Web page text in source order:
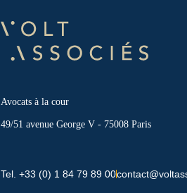
Avocats à la cour
49/51 avenue George V - 75008 Paris
Tel. +33 (0) 1 84 79 89 00